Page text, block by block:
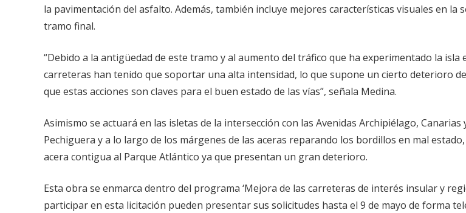
la pavimentación del asfalto. Además, también incluye mejores características visuales en la
tramo final.
“Debido a la antigüedad de este tramo y al aumento del tráfico que ha experimentado la isla
carreteras han tenido que soportar una alta intensidad, lo que supone un cierto deterioro
que estas acciones son claves para el buen estado de las vías”, señala Medina.
Asimismo se actuará en las isletas de la intersección con las Avenidas Archipiélago, Canarias
Pechiguera y a lo largo de los márgenes de las aceras reparando los bordillos en mal
acera contigua al Parque Atlántico ya que presentan un gran deterioro.
Esta obra se enmarca dentro del programa ‘Mejora de las carreteras de interés insular y
participar en esta licitación pueden presentar sus solicitudes hasta el 9 de mayo de forma